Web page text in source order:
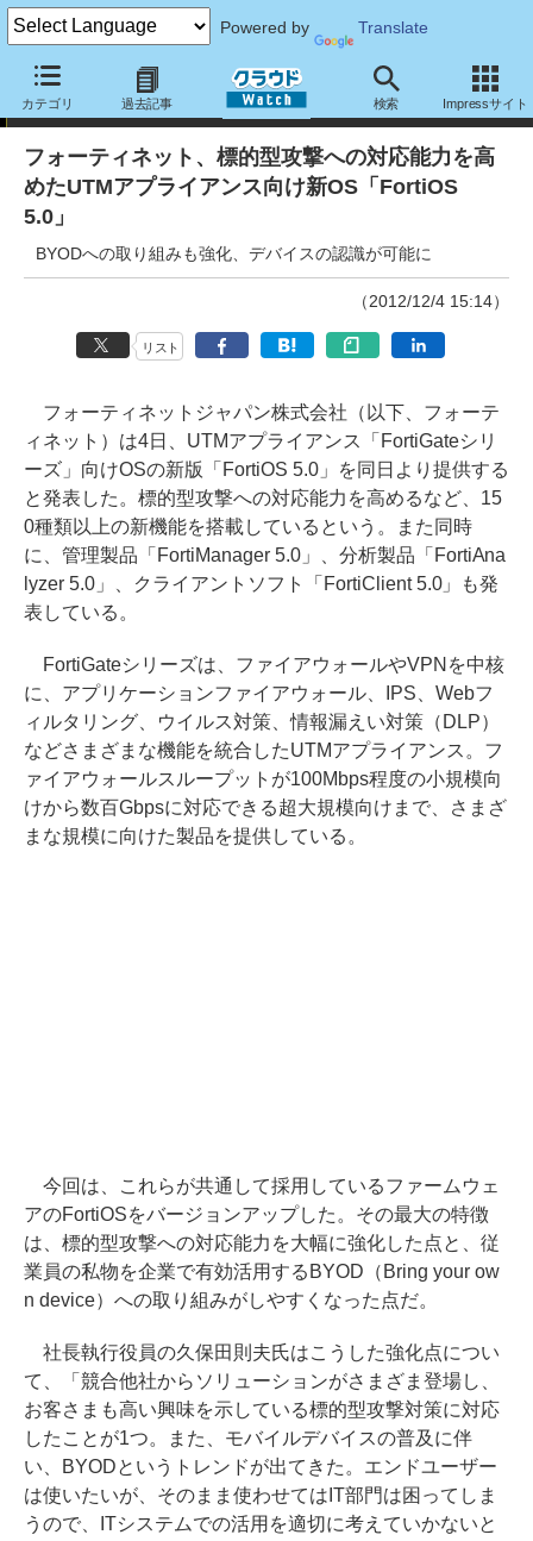
Powered by Translate
カテゴリ 過去記事 検索 Impressサイト
ニュース
フォーティネット、標的型攻撃への対応能力を高
めたUTMアプライアンス向け新OS「FortiOS
5.0」
BYODへの取り組みも強化、デバイスの認識が可能に
（2012/12/4 15:14）
リスト
フォーティネットジャパン株式会社（以下、フォーテ
ィネット）は4日、UTMアプライアンス「FortiGateシリ
ーズ」向けOSの新版「FortiOS 5.0」を同日より提供する
と発表した。標的型攻撃への対応能力を高めるなど、15
0種類以上の新機能を搭載しているという。また同時
に、管理製品「FortiManager 5.0」、分析製品「FortiAna
lyzer 5.0」、クライアントソフト「FortiClient 5.0」も発
表している。
FortiGateシリーズは、ファイアウォールやVPNを中核
に、アプリケーションファイアウォール、IPS、Webフ
ィルタリング、ウイルス対策、情報漏えい対策（DLP）
などさまざまな機能を統合したUTMアプライアンス。フ
ァイアウォールスループットが100Mbps程度の小規模向
けから数百Gbpsに対応できる超大規模向けまで、さまざ
まな規模に向けた製品を提供している。
今回は、これらが共通して採用しているファームウェ
アのFortiOSをバージョンアップした。その最大の特徴
は、標的型攻撃への対応能力を大幅に強化した点と、従
業員の私物を企業で有効活用するBYOD（Bring your ow
n device）への取り組みがしやすくなった点だ。
社長執行役員の久保田則夫氏はこうした強化点につい
て、「競合他社からソリューションがさまざま登場し、
お客さまも高い興味を示している標的型攻撃対策に対応
したことが1つ。また、モバイルデバイスの普及に伴
い、BYODというトレンドが出てきた。エンドユーザー
は使いたいが、そのまま使わせてはIT部門は困ってしま
うので、ITシステムでの活用を適切に考えていかないと